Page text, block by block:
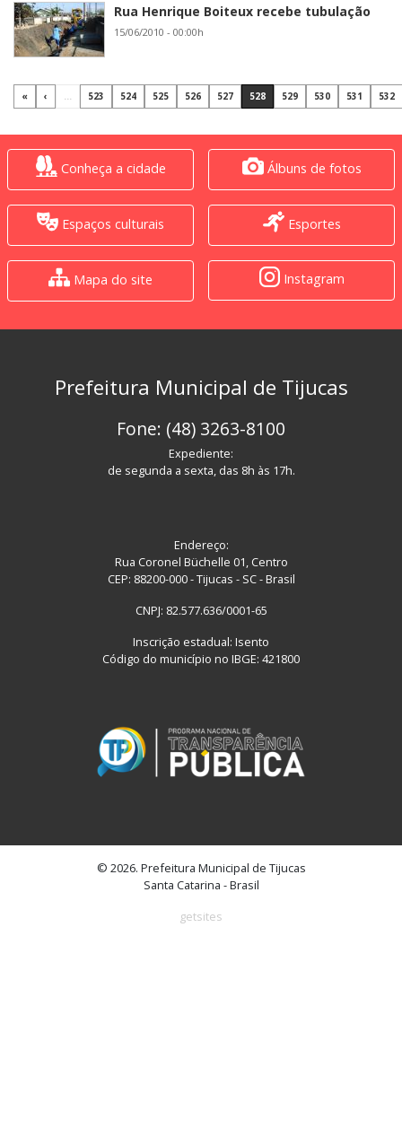
Rua Henrique Boiteux recebe tubulação
15/06/2010 - 00:00h
« ‹ ... 523 524 525 526 527 528 529 530 531 532
Conheça a cidade Álbuns de fotos
Espaços culturais Esportes
Mapa do site Instagram
Prefeitura Municipal de Tijucas
Fone: (48) 3263-8100
Expediente:
de segunda a sexta, das 8h às 17h.
Endereço:
Rua Coronel Büchelle 01, Centro
CEP: 88200-000 - Tijucas - SC - Brasil
CNPJ: 82.577.636/0001-65
Inscrição estadual: Isento
Código do município no IBGE: 421800
© 2026. Prefeitura Municipal de Tijucas
Santa Catarina - Brasil
getsites